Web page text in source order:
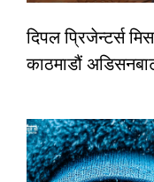
दिपल प्रिजेन्टर्स
काठमाडौं